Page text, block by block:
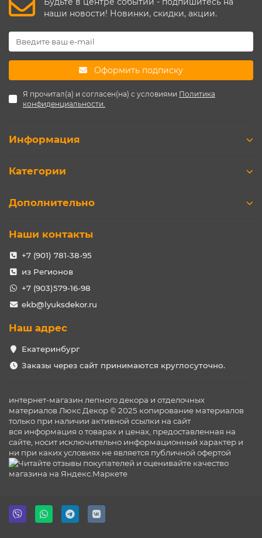
наши новости! Новинки, скидки, акции.
Оформить подписку
Я прочитал(а) и согласен(на) с условиями Политика
конфиденциальности.
Информация
Категории
Дополнительно
Наши контакты
+7 (901) 781-38-95
из Регионов
+7 (903)579-16-98
ekb@lyuksdekor.ru
Наш адрес
Екатеринбург
Заказы через сайт принимаются круглосуточно.
интернет-магазин лепного декора и отделочных
материалов Люкс Декор © 2025 копирование материалов
только при наличии активной ссылки на сайт
вся информация о товарах и ценах, предоставленная на
сайте, носит исключительно информационный характер и
ни при каких условиях не является публичной офертой